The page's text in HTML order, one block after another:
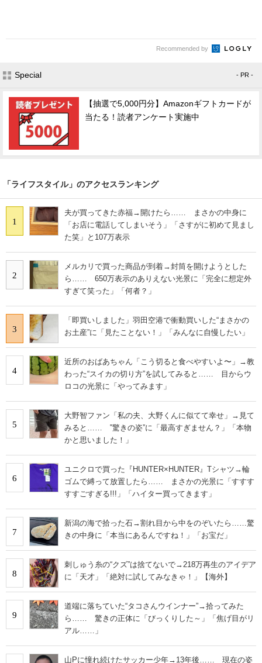
Recommended by
Special - PR -
【抽選で5,000円分】Amazonギフトカードが
当たる！読者アンケート実施中
「ライフスタイル」のアクセスランキング
1
夫が買ってきた赤福→開けたら…… まさかの中身に
「お店に電話してしまいそう」「さすがに初めて見まし
た笑」と107万表示
2
メルカリで買った商品が到着→封筒を開けようとした
ら…… 650万表示のありえない光景に「完全に想定外
すぎて笑った」「何者？」
3
「即買いしました」羽田空港で衝動買いした“まさかの
お土産”に「見たことない！」「みんなに自慢したい」
4
近所のおばあちゃん「こう切ると食べやすいよ〜」→教
わった“スイカの切り方”を試してみると…… 目からウ
ロコの光景に「やってみます」
5
大野智ファン「私の夫、大野くんに似てて幸せ」→見て
みると…… ‟驚きの姿”に「最高すぎません？」「本物
かと思いました！」
6
ユニクロで買った『HUNTER×HUNTER』Tシャツ→輪
ゴムで縛って放置したら…… まさかの光景に「すすす
すすごすぎる!!!」「ハイター買ってきます」
7
新潟の海で拾った石→割れ目から中をのぞいたら……驚
きの中身に「本当にあるんですね！」「お宝だ」
8
刺しゅう糸の“クズ”は捨てないで→218万再生のアイデア
に「天才」「絶対に試してみなきゃ！」【海外】
9
道端に落ちていた“タコさんウインナー”→拾ってみた
ら…… 驚きの正体に「びっくりした～」「焦げ目がリ
アル……」
山Pに憧れ続けたサッカー少年→13年後…… 現在の姿